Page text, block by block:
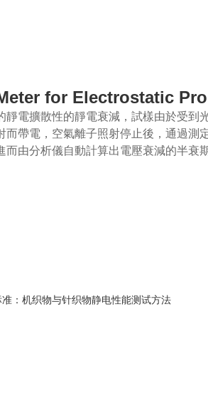
for Electrostatic
靜電擴散性的靜電衰減，試樣由於受到
而帶電，空氣離子照射停止後，通過測
由分析儀自動計算出電壓衰減的半衰期
：机织物与针织物静电性能测试方法